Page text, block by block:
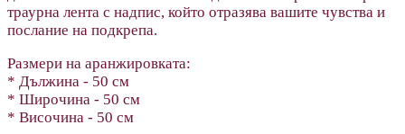
траурна лента с надпис, който отразява вашите чувства и
послание на подкрепа.
Размери на аранжировката:
* Дължина - 50 см
* Широчина - 50 cм
* Височина - 50 см